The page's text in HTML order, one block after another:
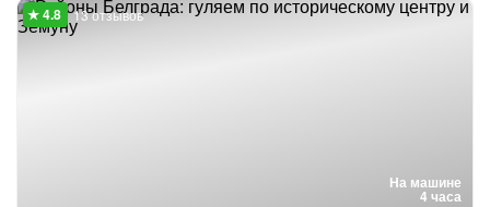
На машине
4 часа
13 отзывов